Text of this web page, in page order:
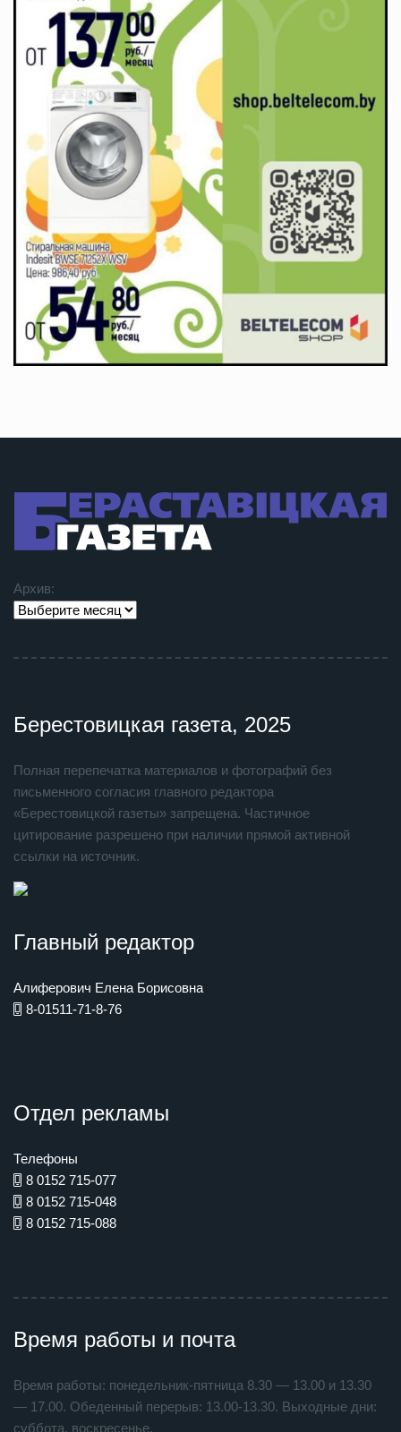
Архив:
Берестовицкая газета, 2025
Полная перепечатка материалов и фотографий без
письменного согласия главного редактора
«Берестовицкой газеты» запрещена. Частичное
цитирование разрешено при наличии прямой активной
ссылки на источник.
Главный редактор
Алиферович Елена Борисовна
8-01511-71-8-76
Отдел рекламы
Телефоны
8 0152 715-077
8 0152 715-048
8 0152 715-088
Время работы и почта
Время работы: понедельник-пятница 8.30 — 13.00 и 13.30
— 17.00. Обеденный перерыв: 13.00-13.30. Выходные дни:
суббота, воскресенье.